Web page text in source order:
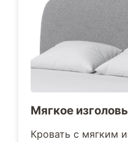
Мягкое
Кровать с мягким